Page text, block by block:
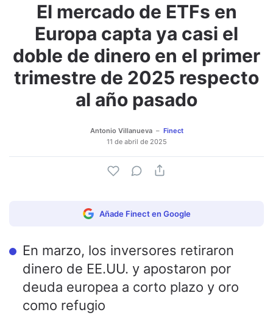
El mercado de ETFs en
Europa capta ya casi el
doble de dinero en el primer
trimestre de 2025 respecto
al año pasado
Antonio Villanueva
Finect
11 de abril de 2025
Añade Finect en Google
En marzo, los inversores retiraron
dinero de EE.UU. y apostaron por
deuda europea a corto plazo y oro
como refugio